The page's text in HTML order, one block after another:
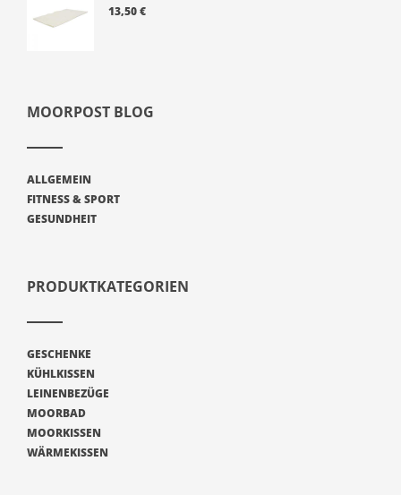
13,50€
MOORPOST BLOG
ALLGEMEIN
FITNESS & SPORT
GESUNDHEIT
PRODUKTKATEGORIEN
GESCHENKE
KÜHLKISSEN
LEINENBEZÜGE
MOORBAD
MOORKISSEN
WÄRMEKISSEN